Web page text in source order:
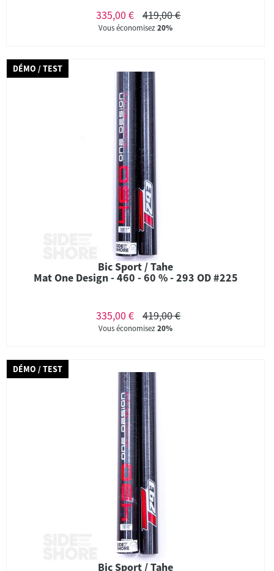
335,00 € 419,00 €
Vous économisez20%
DÉMO / TEST
Bic Sport / Tahe
Mat One Design - 460 - 60 % - 293 OD #225
335,00 € 419,00 €
Vous économisez20%
DÉMO / TEST
Bic Sport / Tahe